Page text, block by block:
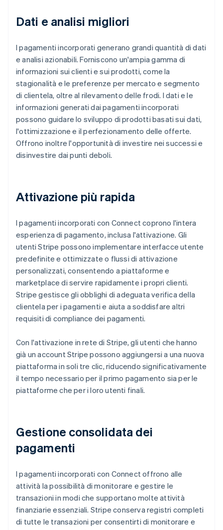
Dati e analisi migliori
I pagamenti incorporati generano grandi quantità di dati
e analisi azionabili. Forniscono un'ampia gamma di
informazioni sui clienti e sui prodotti, come la
stagionalità e le preferenze per mercato e segmento
di clientela, oltre al rilevamento delle frodi. I dati e le
informazioni generati dai pagamenti incorporati
possono guidare lo sviluppo di prodotti basati sui dati,
l'ottimizzazione e il perfezionamento delle offerte.
Offrono inoltre l'opportunità di investire nei successi e
disinvestire dai punti deboli.
Attivazione più rapida
I pagamenti incorporati con Connect coprono l'intera
esperienza di pagamento, inclusa l'attivazione. Gli
utenti Stripe possono implementare interfacce utente
predefinite e ottimizzate o flussi di attivazione
personalizzati, consentendo a piattaforme e
marketplace di servire rapidamente i propri clienti.
Stripe gestisce gli obblighi di adeguata verifica della
clientela per i pagamenti e aiuta a soddisfare altri
requisiti di compliance dei pagamenti.
Con l'attivazione in rete di Stripe, gli utenti che hanno
già un account Stripe possono aggiungersi a una nuova
piattaforma in soli tre clic, riducendo significativamente
il tempo necessario per il primo pagamento sia per le
piattaforme che per i loro utenti finali.
Gestione consolidata dei
pagamenti
I pagamenti incorporati con Connect offrono alle
attività la possibilità di monitorare e gestire le
transazioni in modi che supportano molte attività
finanziarie essenziali. Stripe conserva registri completi
di tutte le transazioni per consentirti di monitorare e